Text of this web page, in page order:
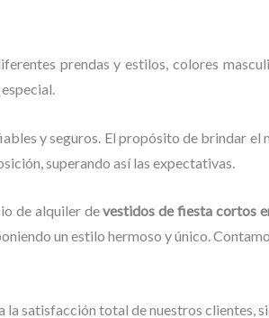
prendas y estilos, colores
y seguros. El propósito de brindar el
superando así las expectativas.
de alquiler devestidos de fiesta cortos
un estilo hermoso y único.
satisfacción total de nuestros clientes,